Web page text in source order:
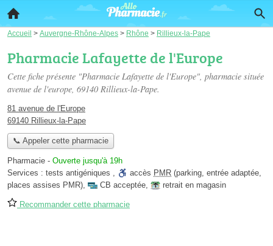
Accueil > Auvergne-Rhône-Alpes > Rhône > Rillieux-la-Pape
Pharmacie Lafayette de l'Europe
Cette fiche présente "Pharmacie Lafayette de l'Europe", pharmacie située
avenue de l'europe, 69140 Rillieux-la-Pape.
81 avenue de l'Europe
69140 Rillieux-la-Pape
📞 Appeler cette pharmacie
Pharmacie - Ouverte jusqu'à 19h
Services : tests antigéniques , accès PMR (parking, entrée adaptée,
places assises PMR), CB acceptée, retrait en magasin
Recommander cette pharmacie